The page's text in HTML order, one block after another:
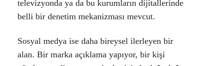
televizyonda ya da bu kurumların dijitallerinde
belli bir denetim mekanizması mevcut.
Sosyal medya ise daha bireysel ilerleyen bir
alan. Bir marka açıklama yapıyor, bir kişi